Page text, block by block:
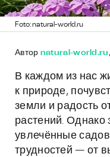
Foto: natural-world.ru
Автор natural-world.ru
В каждом из нас
к природе,
земли и радость
растений.
увлечённые
трудностей — от